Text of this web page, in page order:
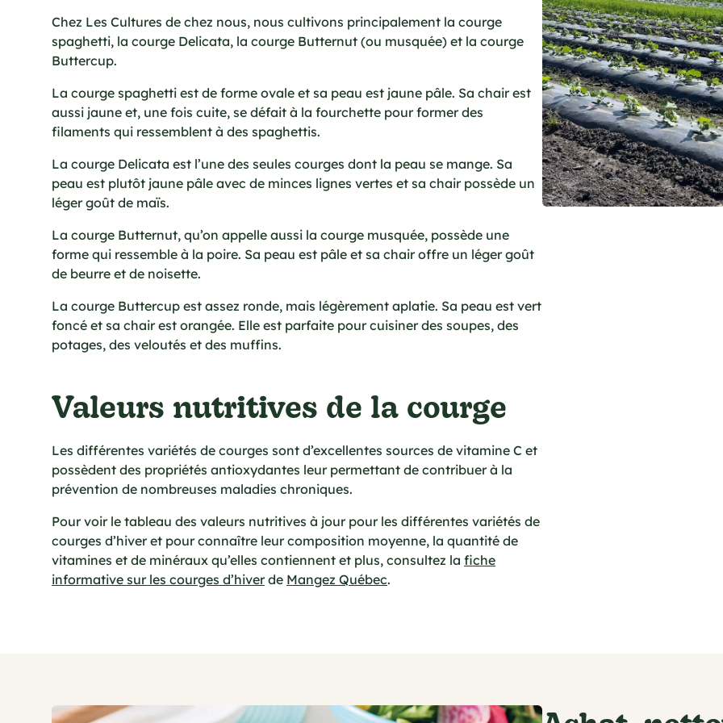
Chez Les Cultures de chez nous, nous cultivons principalement la courge
spaghetti, la courge Delicata, la courge Butternut (ou musquée) et la courge
Buttercup.
La courge spaghetti est de forme ovale et sa peau est jaune pâle. Sa chair est
aussi jaune et, une fois cuite, se défait à la fourchette pour former des
filaments qui ressemblent à des spaghettis.
La courge Delicata est l’une des seules courges dont la peau se mange. Sa
peau est plutôt jaune pâle avec de minces lignes vertes et sa chair possède un
léger goût de maïs.
La courge Butternut, qu’on appelle aussi la courge musquée, possède une
forme qui ressemble à la poire. Sa peau est pâle et sa chair offre un léger goût
de beurre et de noisette.
La courge Buttercup est assez ronde, mais légèrement aplatie. Sa peau est vert
foncé et sa chair est orangée. Elle est parfaite pour cuisiner des soupes, des
potages, des veloutés et des muffins.
Valeurs nutritives de la courge
Les différentes variétés de courges sont d’excellentes sources de vitamine C et
possèdent des propriétés antioxydantes leur permettant de contribuer à la
prévention de nombreuses maladies chroniques.
Pour voir le tableau des valeurs nutritives à jour pour les différentes variétés de
courges d’hiver et pour connaître leur composition moyenne, la quantité de
vitamines et de minéraux qu’elles contiennent et plus, consultez la fiche
informative sur les courges d’hiverde Mangez Québec.